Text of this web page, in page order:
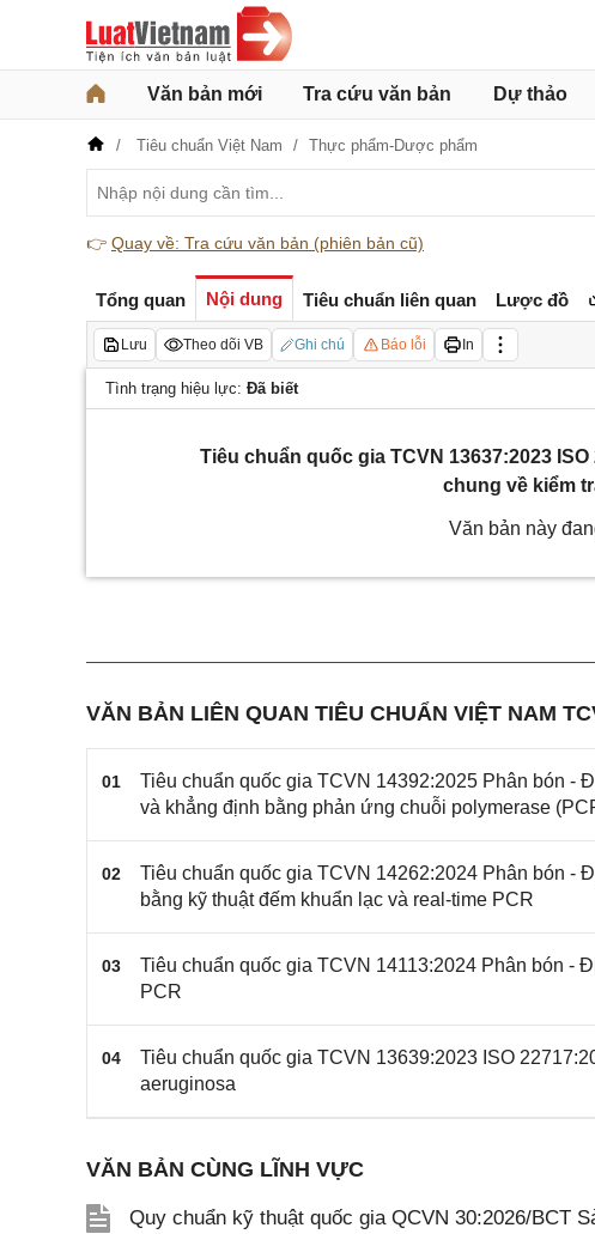
Văn bản mới Tra cứu văn bản Dự thảo
Tiêu chuẩn Việt Nam Thực phẩm-Dược phẩm
👉 Quay về: Tra cứu văn bản (phiên bản cũ)
Tổng quan Nội dung Tiêu chuẩn liên quan Lược đồ
Lưu Theo dõi VB Ghi chú Báo lỗi In
Tình trạng hiệu lực: Đã biết
Tiêu chuẩn quốc gia TCVN 13637:2023
chung về kiểm
Văn bản này
VĂN BẢN LIÊN QUAN TIÊU CHUẨN VIỆT NAM
01
Tiêu chuẩn quốc gia TCVN 14392:2025 Phân bón -
và khẳng định bằng phản ứng chuỗi polymerase
02
Tiêu chuẩn quốc gia TCVN 14262:2024 Phân bón
bằng kỹ thuật đếm khuẩn lạc và real-time PCR
03
Tiêu chuẩn quốc gia TCVN 14113:2024 Phân bón -
PCR
04
Tiêu chuẩn quốc gia TCVN 13639:2023 ISO
aeruginosa
VĂN BẢN CÙNG LĨNH VỰC
Quy chuẩn kỹ thuật quốc gia QCVN 30:2026/BCT